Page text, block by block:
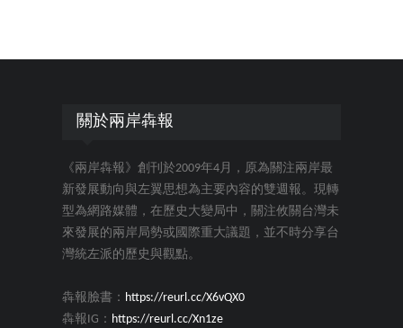
關於兩岸犇報
《兩岸犇報》創刊於2009年4月，原為關注兩岸最
新發展動向與左翼思想為主要內容的雙週報。現轉
型為網路媒體，在歷史大變局中，關注攸關台灣未
來發展的兩岸局勢或國際重大議題，並不時分享台
灣統左派的歷史與觀點。
犇報臉書： https://reurl.cc/X6vQX0
犇報IG： https://reurl.cc/Xn1ze